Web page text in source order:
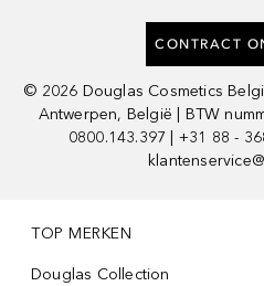
CONTRACT
© 2026 Douglas Cosmetics
Antwerpen, België | BTW
0800.143.397 | +31 88 -
TOP MERKEN
Douglas Collection